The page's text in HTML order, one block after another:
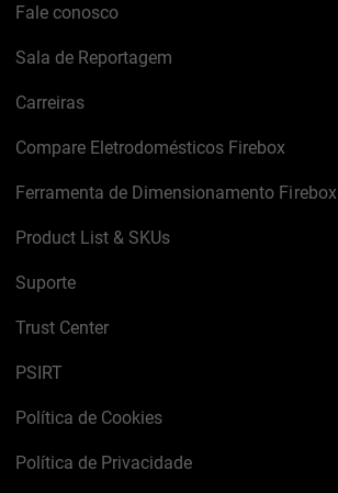
Fale conosco
Sala de Reportagem
Carreiras
Compare Eletrodomésticos Firebox
Ferramenta de Dimensionamento Firebox
Product List & SKUs
Suporte
Trust Center
PSIRT
Política de Cookies
Política de Privacidade